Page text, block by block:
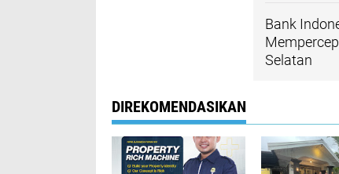
Bank
Selatan
DIREKOMENDASIKAN